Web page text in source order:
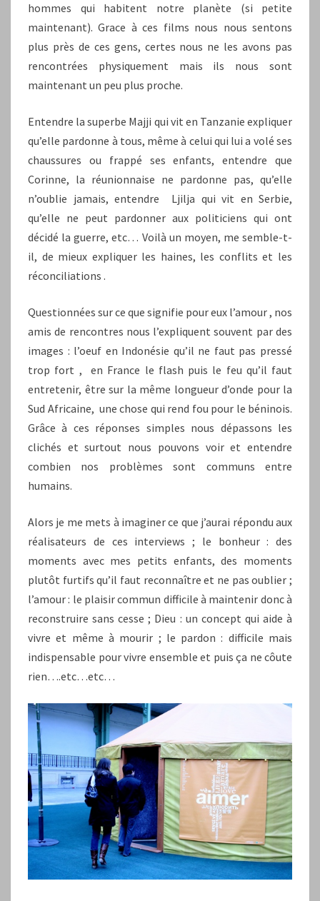
hommes qui habitent notre planète (si petite
maintenant). Grace à ces films nous nous sentons
plus près de ces gens, certes nous ne les avons pas
rencontrées physiquement mais ils nous sont
maintenant un peu plus proche.
Entendre la superbe Majji qui vit en Tanzanie expliquer
qu’elle pardonne à tous, même à celui qui lui a volé ses
chaussures ou frappé ses enfants, entendre que
Corinne, la réunionnaise ne pardonne pas, qu’elle
n’oublie jamais, entendre Ljilja qui vit en Serbie,
qu’elle ne peut pardonner aux politiciens qui ont
décidé la guerre, etc… Voilà un moyen, me semble-t-
il, de mieux expliquer les haines, les conflits et les
réconciliations .
Questionnées sur ce que signifie pour eux l’amour , nos
amis de rencontres nous l’expliquent souvent par des
images : l’oeuf en Indonésie qu’il ne faut pas pressé
trop fort , en France le flash puis le feu qu’il faut
entretenir, être sur la même longueur d’onde pour la
Sud Africaine, une chose qui rend fou pour le béninois.
Grâce à ces réponses simples nous dépassons les
clichés et surtout nous pouvons voir et entendre
combien nos problèmes sont communs entre
humains.
Alors je me mets à imaginer ce que j’aurai répondu aux
réalisateurs de ces interviews ; le bonheur : des
moments avec mes petits enfants, des moments
plutôt furtifs qu’il faut reconnaître et ne pas oublier ;
l’amour : le plaisir commun difficile à maintenir donc à
reconstruire sans cesse ; Dieu : un concept qui aide à
vivre et même à mourir ; le pardon : difficile mais
indispensable pour vivre ensemble et puis ça ne côute
rien….etc…etc…